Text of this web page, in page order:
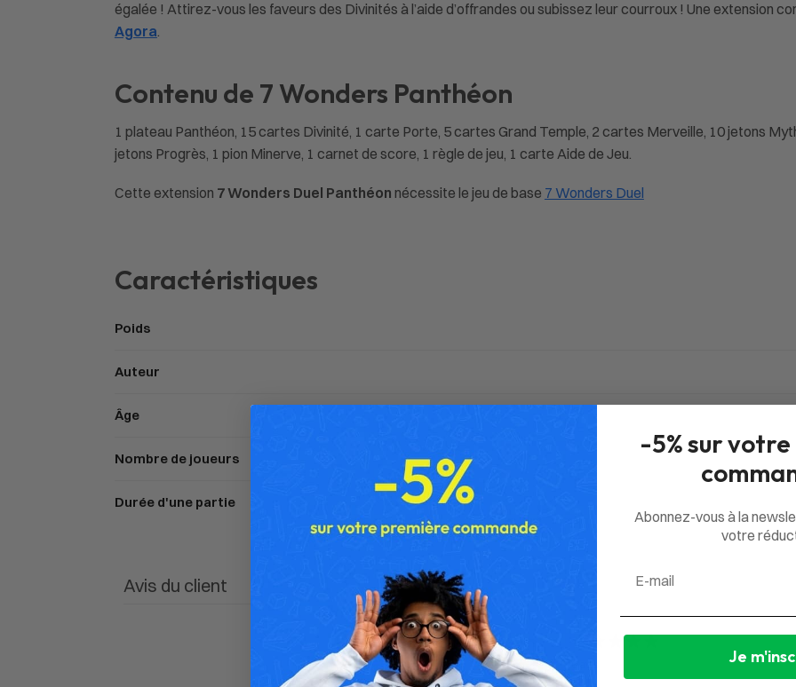
égalée ! Attirez-vous les faveurs des Divinités à l’aide d’offrandes ou subissez leur courroux ! Une extension
Agora
Contenu de 7 Wonders Panthéon
1 plateau Panthéon, 15 cartes Divinité, 1 carte Porte, 5 cartes Grand Temple, 2 cartes Merveille, 10 jetons
jetons Progrès, 1 pion Minerve, 1 carnet de score, 1 règle de jeu, 1 carte Aide de Jeu.
Cette extension 7 Wonders Duel Panthéon nécessite le jeu de base 7 Wonders Duel
Caractéristiques
Poids
Auteur
Âge
Nombre de joueurs
Durée d'une partie
Avis du client
0 / 5
-5% sur
Abonnez-vous à la
votre
Je